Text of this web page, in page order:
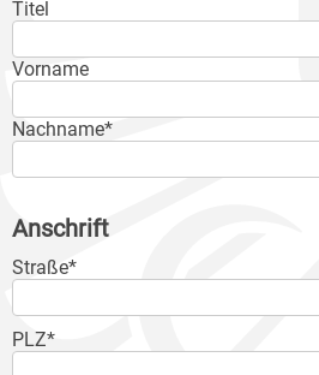
Titel
Vorname
Nachname*
Anschrift
Straße*
PLZ*